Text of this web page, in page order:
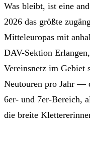
Was bleibt, ist eine
2026 das größte
Mitteleuropas mit
DAV-Sektion
Vereinsnetz im Gebiet
Neutouren pro Jahr —
6er- und 7er-Bereich,
die breite